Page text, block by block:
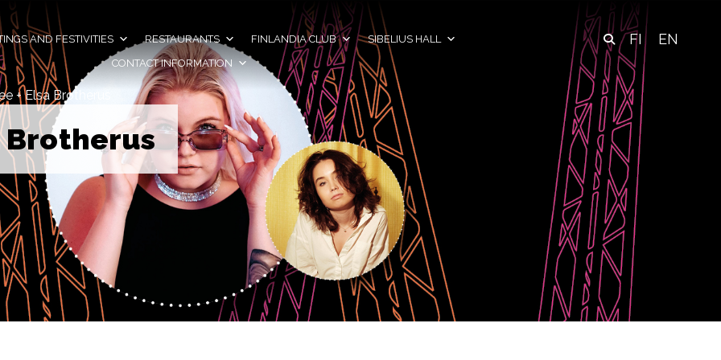
AND FESTIVITIES RESTAURANTS FINLANDIA CLUB
SIBELIUS HALL
CONTACT INFORMATION
FI EN
+ Elsa Brotherus
Brotherus